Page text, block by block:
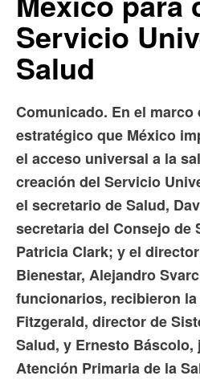
Servicio
Salud
Comunicado. En el marco
estratégico que México
el acceso universal a la
creación del Servicio
el secretario de Salud,
secretaria del Consejo de
Patricia Clark; y el
Bienestar, Alejandro
funcionarios, recibieron
Fitzgerald, director de
Salud, y Ernesto Báscolo,
Atención Primaria de la